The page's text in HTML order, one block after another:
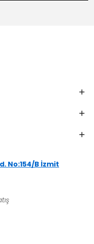
No:154/B İzmit